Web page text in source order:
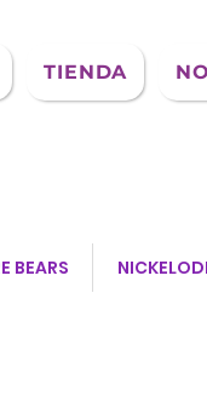
TIENDA
BEARS